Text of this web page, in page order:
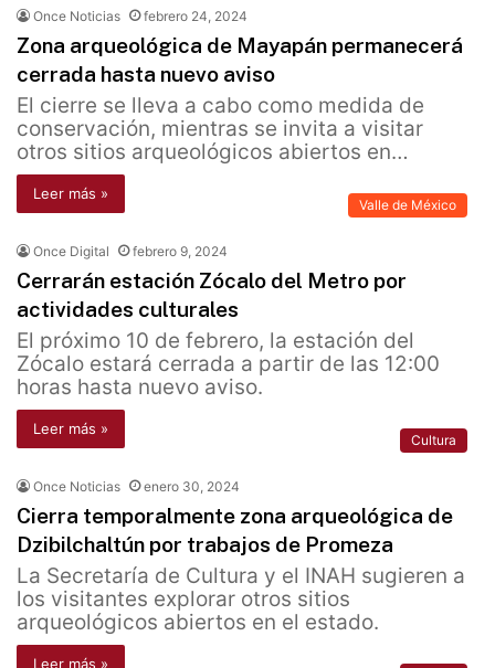
Once Noticias febrero 24, 2024
Zona arqueológica de Mayapán permanecerá
cerrada hasta nuevo aviso
El cierre se lleva a cabo como medida de
conservación, mientras se invita a visitar
otros sitios arqueológicos abiertos en…
Leer más »
Valle de México
Once Digital febrero 9, 2024
Cerrarán estación Zócalo del Metro por
actividades culturales
El próximo 10 de febrero, la estación del
Zócalo estará cerrada a partir de las 12:00
horas hasta nuevo aviso.
Leer más »
Cultura
Once Noticias enero 30, 2024
Cierra temporalmente zona arqueológica de
Dzibilchaltún por trabajos de Promeza
La Secretaría de Cultura y el INAH sugieren a
los visitantes explorar otros sitios
arqueológicos abiertos en el estado.
Leer más »